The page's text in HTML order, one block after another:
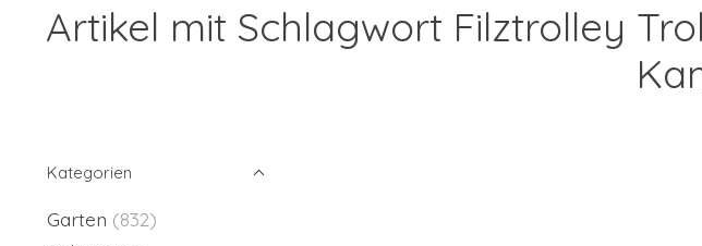
Artikel mit Schlagwort Filztrolley
Kategorien
Garten (832)